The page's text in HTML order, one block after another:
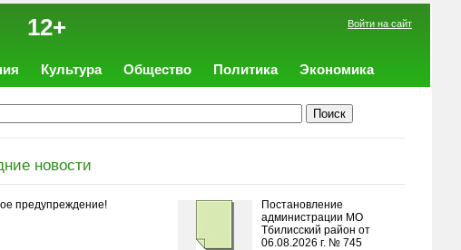
12+ Войти на сайт
Культура Общество Политика
Экономика
новости
предупреждение!
Постановление
администрации МО
Тбилисский район от
06.08.2026 г. № 745